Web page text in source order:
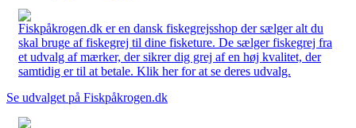
Fiskpåkrogen.dk er en dansk fiskegrejsshop der sælger alt du
skal bruge af fiskegrej til dine fisketure. De sælger fiskegrej fra
et udvalg af mærker, der sikrer dig grej af en høj kvalitet, der
samtidig er til at betale. Klik her for at se deres udvalg.
Se udvalget på Fiskpåkrogen.dk